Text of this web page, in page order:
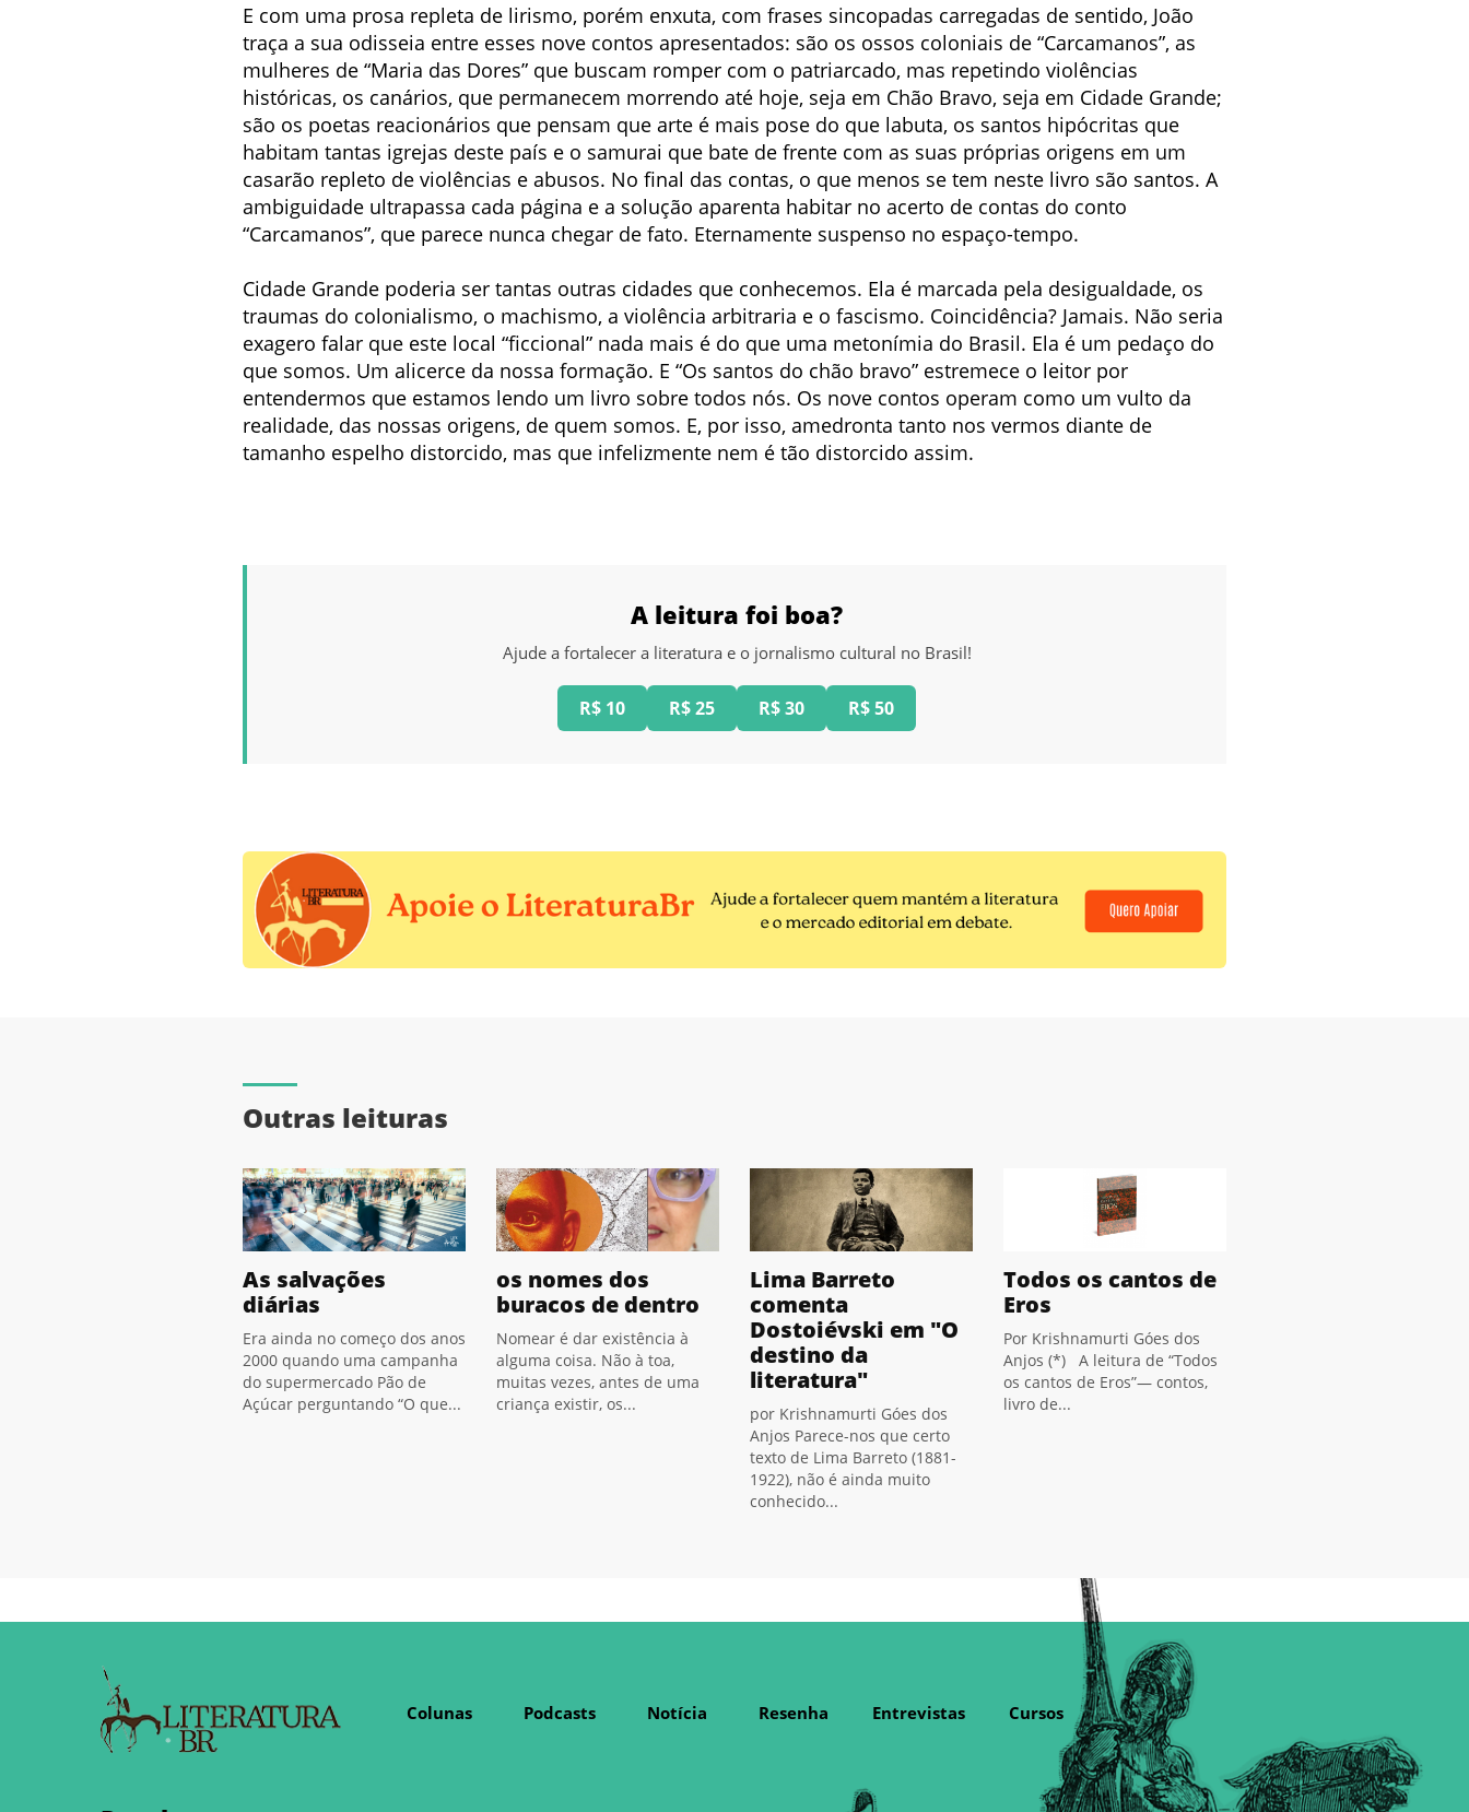
E com uma prosa repleta de lirismo, porém enxuta, com frases sincopadas carregadas de sentido, João
traça a sua odisseia entre esses nove contos apresentados: são os ossos coloniais de “Carcamanos”, as
mulheres de “Maria das Dores” que buscam romper com o patriarcado, mas repetindo violências
históricas, os canários, que permanecem morrendo até hoje, seja em Chão Bravo, seja em Cidade Grande;
são os poetas reacionários que pensam que arte é mais pose do que labuta, os santos hipócritas que
habitam tantas igrejas deste país e o samurai que bate de frente com as suas próprias origens em um
casarão repleto de violências e abusos. No final das contas, o que menos se tem neste livro são santos. A
ambiguidade ultrapassa cada página e a solução aparenta habitar no acerto de contas do conto
“Carcamanos”, que parece nunca chegar de fato. Eternamente suspenso no espaço-tempo.
Cidade Grande poderia ser tantas outras cidades que conhecemos. Ela é marcada pela desigualdade, os
traumas do colonialismo, o machismo, a violência arbitraria e o fascismo. Coincidência? Jamais. Não seria
exagero falar que este local “ficcional” nada mais é do que uma metonímia do Brasil. Ela é um pedaço do
que somos. Um alicerce da nossa formação. E “Os santos do chão bravo” estremece o leitor por
entendermos que estamos lendo um livro sobre todos nós. Os nove contos operam como um vulto da
realidade, das nossas origens, de quem somos. E, por isso, amedronta tanto nos vermos diante de
tamanho espelho distorcido, mas que infelizmente nem é tão distorcido assim.
A leitura foi boa?
Ajude a fortalecer a literatura e o jornalismo cultural no Brasil!
R$ 10 R$ 25 R$ 30 R$ 50
Outras leituras
As salvações
diárias
Era ainda no começo dos anos
2000 quando uma campanha
do supermercado Pão de
Açúcar perguntando “O que...
os nomes dos
buracos de dentro
Nomear é dar existência à
alguma coisa. Não à toa,
muitas vezes, antes de uma
criança existir, os...
Lima Barreto
comenta
Dostoiévski em "O
destino da
literatura"
por Krishnamurti Góes dos
Anjos Parece-nos que certo
texto de Lima Barreto (1881-
1922), não é ainda muito
conhecido...
Todos os cantos de
Eros
Por Krishnamurti Góes dos
Anjos (*) A leitura de “Todos
os cantos de Eros”— contos,
livro de...
Colunas Podcasts Notícia Resenha Entrevistas Cursos